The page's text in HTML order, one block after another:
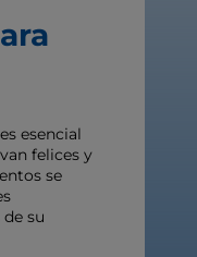
esencial
felices y
se
su